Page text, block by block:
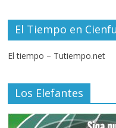
El Tiempo en
El tiempo – Tutiempo.net
Los Elefantes